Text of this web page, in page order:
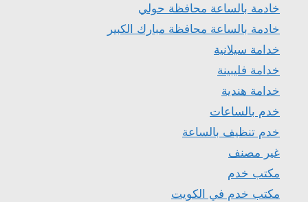
خادمة بالساعة محافظة حولي
خادمة بالساعة محافظة مبارك الكبير
خدامة سيلانية
خدامة فليبينة
خدامة هندية
خدم بالساعات
خدم تنظيف بالساعة
غير مصنف
مكتب خدم
مكتب خدم في الكويت